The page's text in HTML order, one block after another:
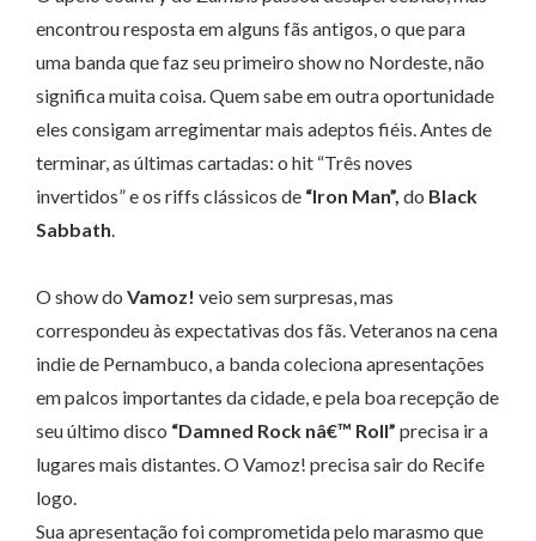
encontrou resposta em alguns fãs antigos, o que para
uma banda que faz seu primeiro show no Nordeste, não
significa muita coisa. Quem sabe em outra oportunidade
eles consigam arregimentar mais adeptos fiéis. Antes de
terminar, as últimas cartadas: o hit “Três noves
invertidos” e os riffs clássicos de “Iron Man”, do Black
Sabbath.
O show do Vamoz! veio sem surpresas, mas
correspondeu às expectativas dos fãs. Veteranos na cena
indie de Pernambuco, a banda coleciona apresentações
em palcos importantes da cidade, e pela boa recepção de
seu último disco “Damned Rock nâ€™ Roll” precisa ir a
lugares mais distantes. O Vamoz! precisa sair do Recife
logo.
Sua apresentação foi comprometida pelo marasmo que